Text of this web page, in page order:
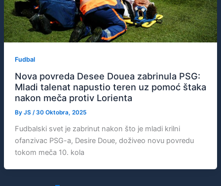
Fudbal
Nova povreda Desee Douea zabrinula PSG:
Mladi talenat napustio teren uz pomoć štaka
nakon meča protiv Lorienta
By JS /30 Oktobra, 2025
Fudbalski svet je zabrinut nakon što je mladi krilni
ofanzivac PSG-a, Desire Doue, doživeo novu povredu
tokom meča 10. kola